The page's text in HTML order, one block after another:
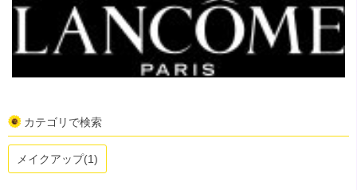
カテゴリで検索
メイクアップ(1)